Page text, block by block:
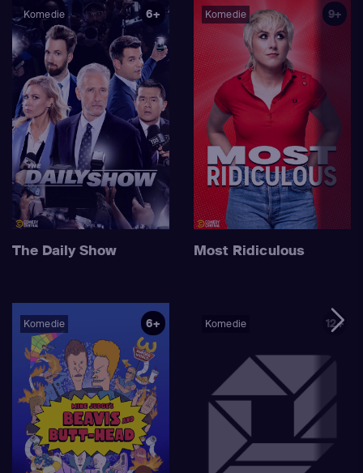
Komedie 6+
The Daily Show
Komedie 9+
Most Ridiculous
Komedie 6+ Komedie 12+